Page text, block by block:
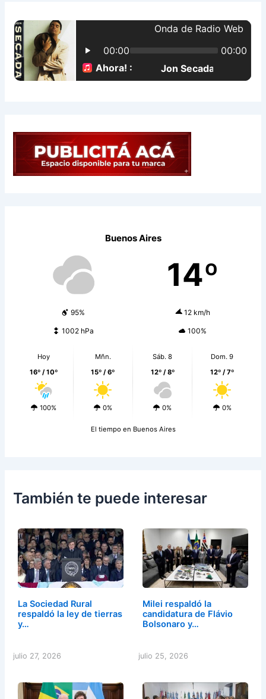
p
o
r
:
Buenos Aires
14º
95% 12 km/h
1002 hPa 100%
Hoy
16º / 10º
100%
Mñn.
15º / 6º
0%
Sáb. 8
12º / 8º
0%
Dom. 9
12º / 7º
0%
El tiempo en Buenos Aires
También te puede interesar
La Sociedad Rural
respaldó la ley de tierras
y…
julio 27, 2026
Milei respaldó la
candidatura de Flávio
Bolsonaro y…
julio 25, 2026